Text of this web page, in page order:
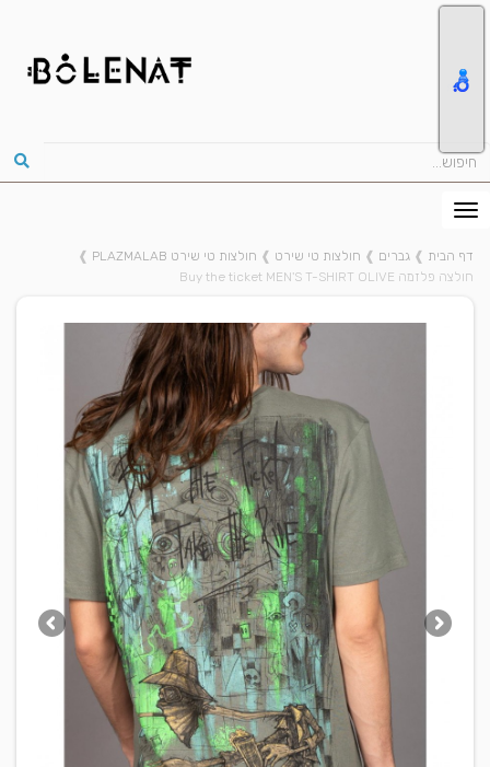
דף הבית ❱ גברים ❱ חולצות טי שירט ❱ חולצות טי שירט PLAZMALAB
❱
חולצה פלזמה Buy the ticket MEN'S T-SHIRT OLIVE